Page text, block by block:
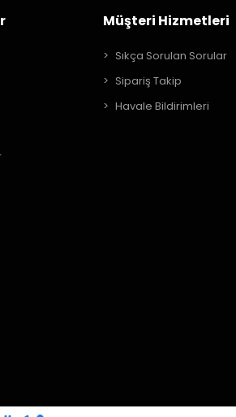
Müşteri Hizmetleri
Sıkça Sorulan Sorular
Sipariş Takip
Havale Bildirimleri